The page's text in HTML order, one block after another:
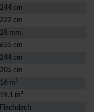
244 cm
222 cm
28 mm
655 cm
244 cm
205 cm
16 m²
19.1 m³
Flachdach